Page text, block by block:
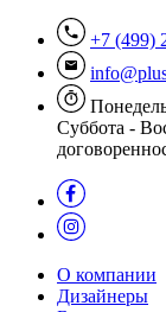
+7 (499)
Суббота -
О компании
Дизайнеры